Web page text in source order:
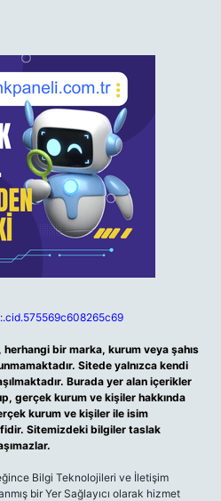
bir marka, kurum veya şahıs
Sitede yalnızca kendi
Burada yer alan içerikler
gerçek kurum ve kişiler hakkında
kurum ve kişiler ile isim
Sitemizdeki bilgiler taslak
Bilgi Teknolojileri ve İletişim
bir Yer Sağlayıcı olarak hizmet